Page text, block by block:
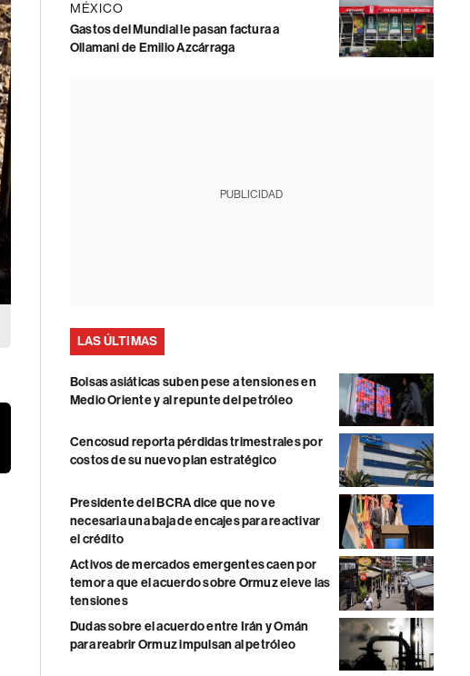
MÉXICO
Gastos del Mundial le pasan factura a
Ollamani de Emilio Azcárraga
PUBLICIDAD
LAS ÚLTIMAS
Bolsas asiáticas suben pese a tensiones en
Medio Oriente y al repunte del petróleo
Cencosud reporta pérdidas trimestrales por
costos de su nuevo plan estratégico
Presidente del BCRA dice que no ve
necesaria una baja de encajes para reactivar
el crédito
Activos de mercados emergentes caen por
temor a que el acuerdo sobre Ormuz eleve las
tensiones
Dudas sobre el acuerdo entre Irán y Omán
para reabrir Ormuz impulsan al petróleo